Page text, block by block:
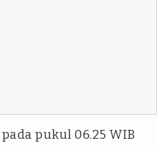
pukul 06.25 WIB